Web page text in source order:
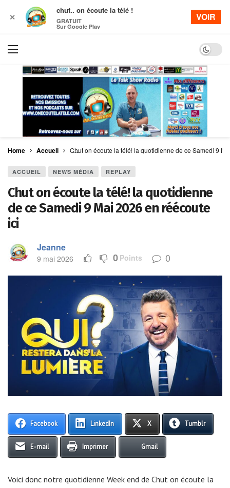
Dark
Home Accueil Chut on écoute la télé! la quotidienne de ce Samedi 9
ACCUEIL NEWS MÉDIA REPLAY
Chut on écoute la télé! la quotidienne
de ce Samedi 9 Mai 2026 en réécoute
ici
Jeanne
9 mai 2026 0 Points 0
Facebook LinkedIn X Tumblr
E-mail Imprimer Gmail
Voici donc notre quotidienne Week end de Chut on écoute la
✕
chut.. on écoute la télé !
GRATUIT
Sur Google Play
VOIR